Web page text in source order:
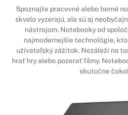
Spoznajte pracovné alebo herné
skvelo vyzerajú, ale sú aj
nástrojom. Notebooky od
najmodernejšie technológie,
užívateľský zážitok. Nezáleží na
hrať hry alebo pozerať filmy.
skutočne